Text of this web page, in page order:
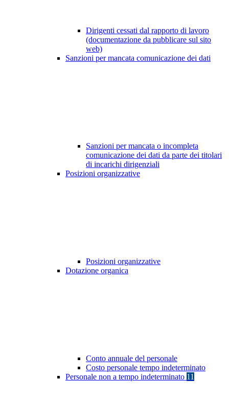
Dirigenti cessati dal rapporto di lavoro
(documentazione da pubblicare sul sito
web)
Sanzioni per mancata comunicazione dei dati
Sanzioni per mancata o incompleta
comunicazione dei dati da parte dei titolari
di incarichi dirigenziali
Posizioni organizzative
Posizioni organizzative
Dotazione organica
Conto annuale del personale
Costo personale tempo indeterminato
Personale non a tempo indeterminato 11